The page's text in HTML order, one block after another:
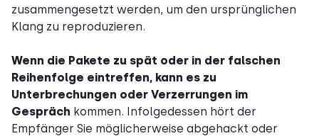
zusammengesetzt werden, um den ursprünglichen
Klang zu reproduzieren.
Wenn die Pakete zu spät oder in der falschen
Reihenfolge eintreffen, kann es zu
Unterbrechungen oder Verzerrungen im
Gespräch kommen. Infolgedessen hört der
Empfänger Sie möglicherweise abgehackt oder